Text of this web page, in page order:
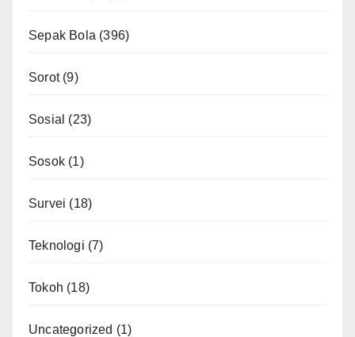
Sepak Bola (396)
Sorot(9)
Sosial (23)
Sosok (1)
Survei (18)
Teknologi (7)
Tokoh (18)
Uncategorized (1)